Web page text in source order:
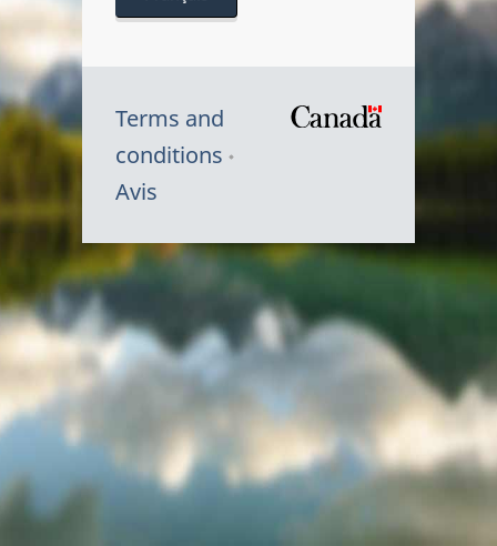
Terms and
conditions
Avis
Symbole
du